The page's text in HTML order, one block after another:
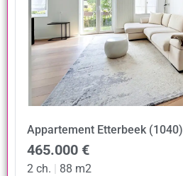
Appartement Etterbeek (1040)
465.000 €
2 ch. | 88 m2